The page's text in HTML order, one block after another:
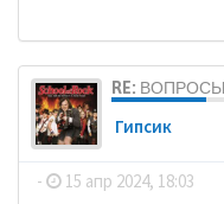
RE:
Гипсик
- 15 апр 2024, 18:03